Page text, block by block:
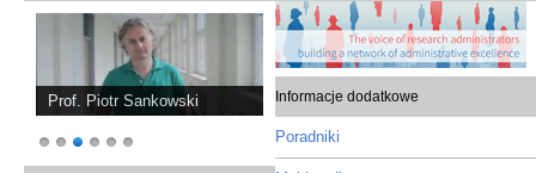
Prof. Piotr Sankowski Informacje dodatkowe
Poradniki